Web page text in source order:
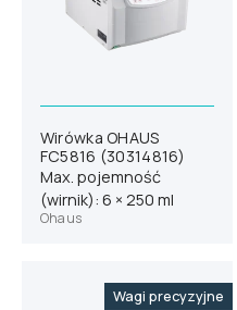
Wirówka OHAUS
FC5816 (30314816)
Max. pojemność
(wirnik): 6 × 250 ml
Ohaus
Wagi precyzyjne